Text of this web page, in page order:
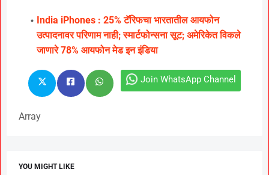
India iPhones : 25% टॅरिफचा भारतातील आयफोन
उत्पादनावर परिणाम नाही; स्मार्टफोन्सना सूट; अमेरिकेत विकले
जाणारे 78% आयफोन मेड इन इंडिया
Join WhatsApp Channel
Array
YOU MIGHT LIKE